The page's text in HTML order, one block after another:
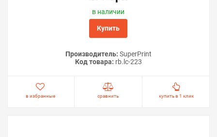
в наличии
Купить
Производитель: SuperPrint
Код товара: rb.lc-223
в избранные сравнить купить в 1 клик